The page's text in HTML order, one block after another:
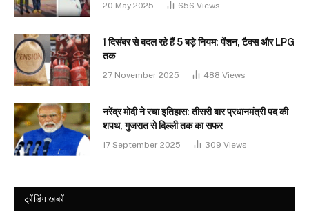
20 May 2025 656 Views
1 दिसंबर से बदल रहे हैं 5 बड़े नियम: पेंशन, टैक्स और LPG
तक
27 November 2025 488 Views
नरेंद्र मोदी ने रचा इतिहास: तीसरी बार प्रधानमंत्री पद की
शपथ, गुजरात से दिल्ली तक का सफर
17 September 2025 309 Views
ट्रेंडिंग खबरें